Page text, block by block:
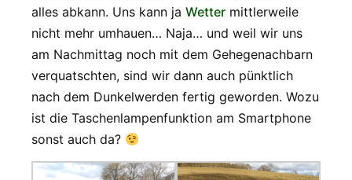
alles abkann. Uns kann ja Wetter mittlerweile
nicht mehr umhauen… Naja… und weil wir uns
am Nachmittag noch mit dem Gehegenachbarn
verquatschten, sind wir dann auch pünktlich
nach dem Dunkelwerden fertig geworden. Wozu
ist die Taschenlampenfunktion am Smartphone
sonst auch da?